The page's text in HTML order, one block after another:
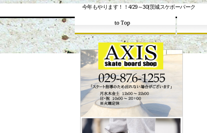
今年もやります！！4/29～30|茨城スケボーパーク